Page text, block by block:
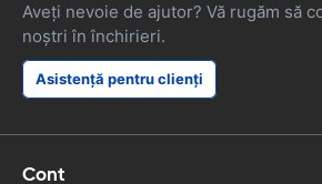
Aveți nevoie de ajutor? Vă rugăm să
noștri în închirieri.
Asistență pentru clienți
Cont